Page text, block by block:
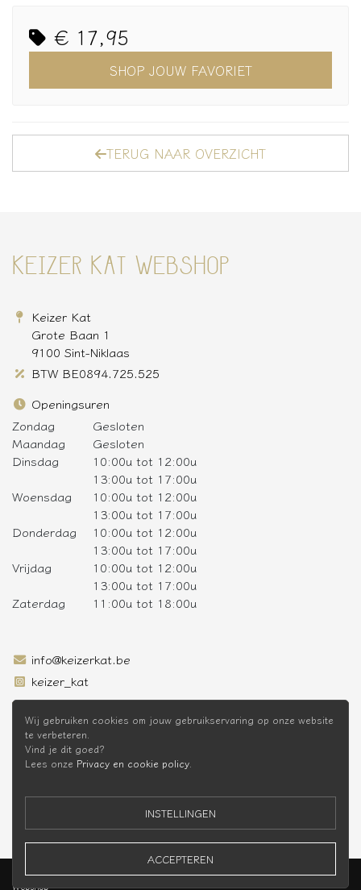
€ 17,95
SHOP JOUW FAVORIET
TERUG NAAR OVERZICHT
KEIZER KAT WEBSHOP
Keizer Kat
Grote Baan 1
9100 Sint-Niklaas
BTW BE0894.725.525
Openingsuren
Zondag
Gesloten
Maandag
Gesloten
Dinsdag
10:00u tot 12:00u
13:00u tot 17:00u
Woensdag
10:00u tot 12:00u
13:00u tot 17:00u
Donderdag
10:00u tot 12:00u
13:00u tot 17:00u
Vrijdag
10:00u tot 12:00u
13:00u tot 17:00u
Zaterdag
11:00u tot 18:00u
info@keizerkat.be
keizer_kat
SCHRIJF JE IN OP DE NIEUWSBRIEF
* Niet cumuleerbaar met andere kortingen
Keizer Kat Webshop © 2026 -Privacy Policy-Voorwaarden
Webshop
Wij gebruiken cookies om jouw gebruikservaring op onze website
te verbeteren.
Vind je dit goed?
Lees onze Privacy en cookie policy.
INSTELLINGEN
ACCEPTEREN